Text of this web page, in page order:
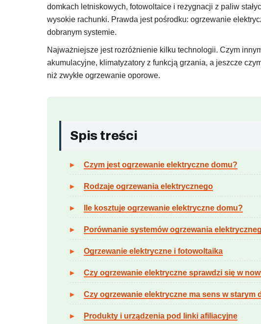
domkach letniskowych, fotowoltaice i rezygnacji z paliw
wysokie rachunki. Prawda jest pośrodku: ogrzewanie
dobranym systemie.
Najważniejsze jest rozróżnienie kilku technologii. Czym
akumulacyjne, klimatyzatory z funkcją grzania, a jeszcze
niż zwykłe ogrzewanie oporowe.
Spis treści
Czym jest ogrzewanie elektryczne domu?
Rodzaje ogrzewania elektrycznego
Ile kosztuje ogrzewanie elektryczne domu?
Porównanie systemów ogrzewania
Ogrzewanie elektryczne i fotowoltaika
Czy ogrzewanie elektryczne sprawdzi się w
Czy ogrzewanie elektryczne ma sens w starym
Produkty i urządzenia pod linki afiliacyjne